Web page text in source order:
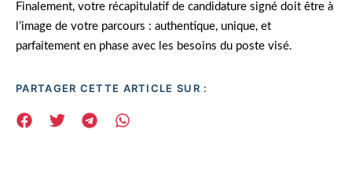
Finalement, votre récapitulatif de candidature signé doit être à
l’image de votre parcours : authentique, unique, et
parfaitement en phase avec les besoins du poste visé.
PARTAGER CETTE ARTICLE SUR :